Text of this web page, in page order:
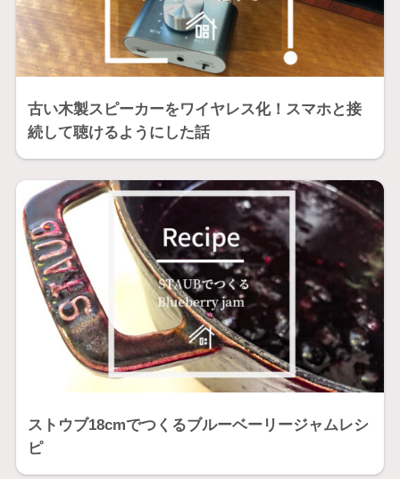
古い木製スピーカーをワイヤレス化！スマホと接
続して聴けるようにした話
ストウブ18cmでつくるブルーベーリージャムレシ
ピ